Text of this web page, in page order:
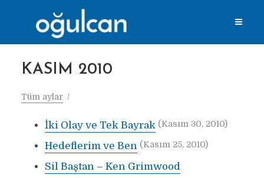
KASIM 2010
Tüm aylar
İki Olay ve Tek Bayrak (Kasım 30, 2010)
Hedeflerim ve Ben (Kasım 25, 2010)
Sil Baştan – Ken Grimwood